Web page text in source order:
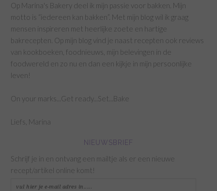
Op Marina's Bakery deel ik mijn passie voor bakken. Mijn
motto is “iedereen kan bakken”. Met mijn blog wil ik graag
mensen inspireren met heerlijke zoete en hartige
bakrecepten. Op mijn blog vind je naast recepten ook reviews
van kookboeken, foodnieuws, mijn belevingen in de
foodwereld en zo nu en dan een kijkje in mijn persoonlijke
leven!
On your marks...Get ready...Set...Bake
Liefs, Marina
NIEUWSBRIEF
Schrijf je in en ontvang een mailtje als er een nieuwe
recept/artikel online komt!
vul